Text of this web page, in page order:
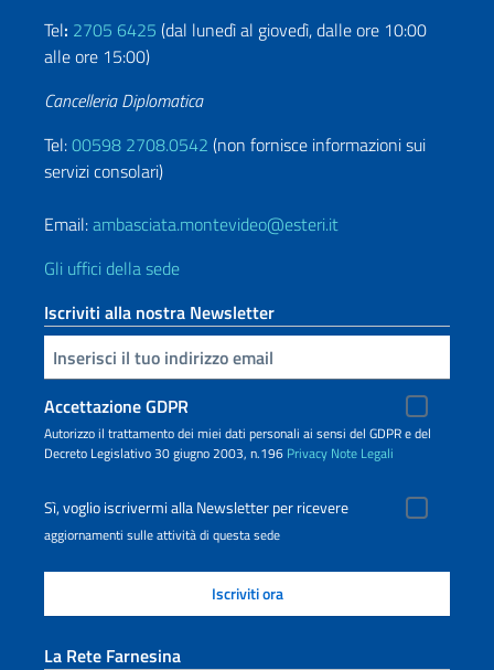
Tel: 2705 6425 (dal lunedì al giovedì, dalle ore 10:00
alle ore 15:00)
Cancelleria Diplomatica
Tel:00598 2708.0542 (non fornisce informazioni sui
servizi consolari)
Email:ambasciata.montevideo@esteri.it
Gli uffici della sede
Iscriviti alla nostra Newsletter
Inserisci la tua email
Accettazione GDPR
Autorizzo il trattamento dei miei dati personali ai sensi del GDPR e del
Decreto Legislativo 30 giugno 2003, n.196 Privacy Note Legali
Sì, voglio iscrivermi alla Newsletter per ricevere
aggiornamenti sulle attività di questa sede
La Rete Farnesina